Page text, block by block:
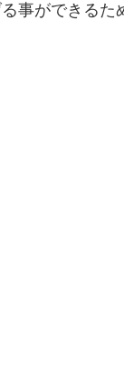
事ができるた